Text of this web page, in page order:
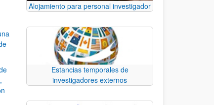
Alojamiento para personal investigador
Estancias temporales de
investigadores externos